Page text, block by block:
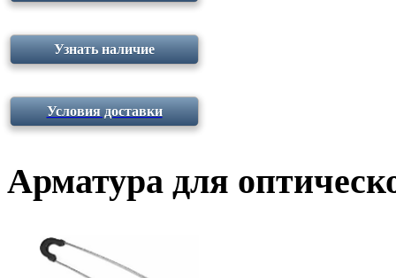
Узнать наличие
Условия доставки
Арматура для